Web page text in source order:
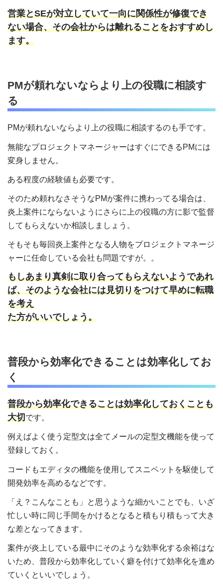
営業とSEが対立していて一向に関係性が修復でき
ない場合、その会社からは離れることをおすすめし
ます。
PMが頼れないならより上の役職に相談す
る
PMが頼れないならより上の役職に相談するのも手です。
無能なプロジェクトマネージャーはすぐにできるPMには
変身しません。
ある程度の経験値も必要です。
そのため頼れなさそうなPMが案件に携わってる場合は、
炎上案件にならないようにさらに上の役職の方に影で監督
してもらえないか相談しましょう。
そもそも毎回炎上案件となる人物をプロジェクトマネージ
ャーに任命している会社も問題ですが。。
もしあまり真剣に取り合ってもらえないようであれ
ば、そのような会社には見切りをつけて早めに転職
を考え
た方がいいでしょう。
普段から効率化できることは効率化してお
く
普段から効率化できることは効率化しておくことも
大切です。
例えばよく使う定型文は全てメールの定型文機能を使って
登録しておく。
コードもエディタの機能を使用してスニペットを駆使して
開発効率を高めるなどです。
「え？こんなことも」と思うような細かいことでも、いざ
忙しい時に同じ手間をかけるとなると積もり積もって大き
な差となってきます。
案件が炎上している最中にそのような効率化する余裕はな
いため、普段から効率化していく癖を付けて効率化を進め
ていくといいでしょう。